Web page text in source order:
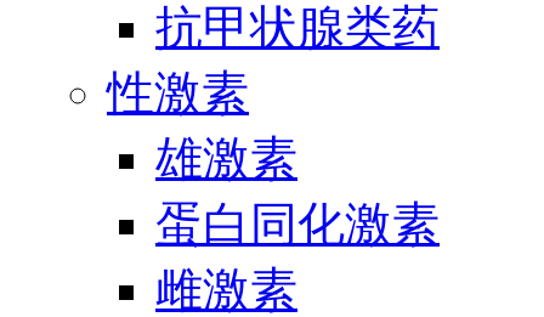
抗甲状腺类药
性激素
雄激素
蛋白同化激素
雌激素